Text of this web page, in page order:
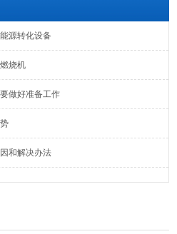
源转化设备
烧机
做好准备工作
和解决办法